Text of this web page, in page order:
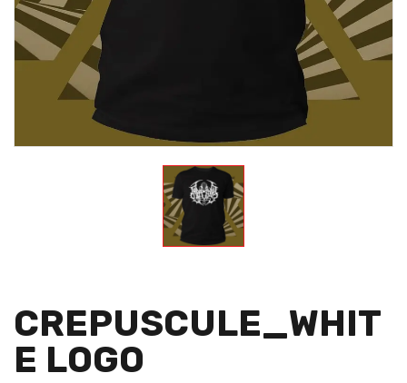
CREPUSCULE_WHIT
E LOGO